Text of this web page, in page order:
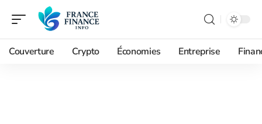
Couverture Crypto Économies Entreprise